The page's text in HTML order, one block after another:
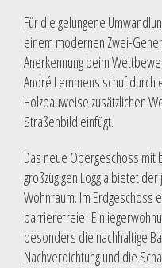
Für die gelungene
einem modernen Zwei-
Anerkennung beim
André Lemmens schuf durch
Holzbauweise zusätzlichen
Straßenbild einfügt.
Das neue Obergeschoss
großzügigen Loggia bietet
Wohnraum. Im Erdgeschoss
barrierefreie
besonders die nachhaltige
Nachverdichtung und die